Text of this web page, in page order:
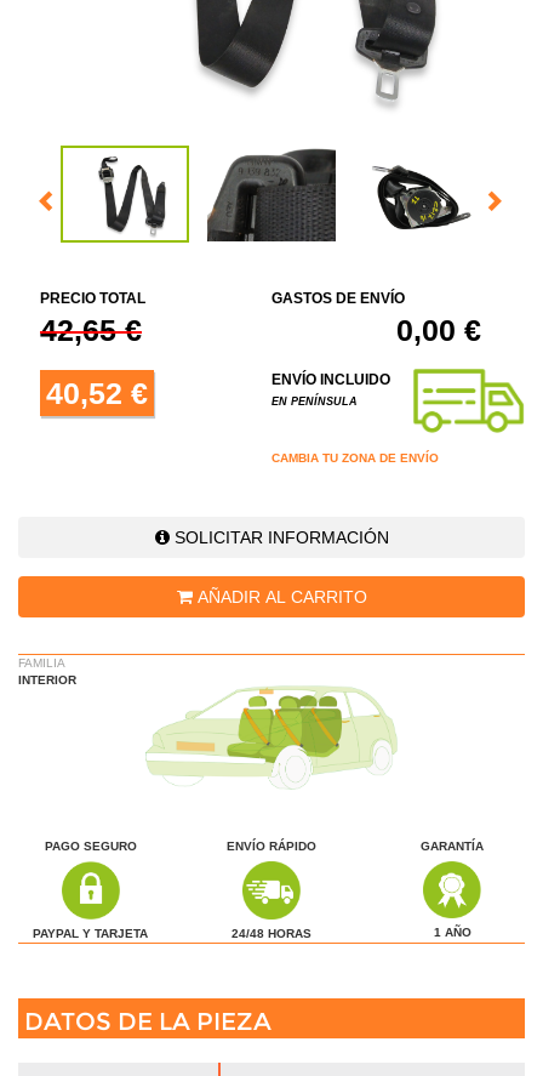
PRECIO TOTAL
42,65 €
40,52 €
GASTOS DE ENVÍO
0,00 €
ENVÍO INCLUIDO
EN PENÍNSULA
CAMBIA TU ZONA DE ENVÍO
SOLICITAR INFORMACIÓN
AÑADIR AL CARRITO
FAMILIA
INTERIOR
PAGO SEGURO
PAYPAL Y TARJETA
ENVÍO RÁPIDO
24/48 HORAS
GARANTÍA
1 AÑO
DATOS DE LA PIEZA